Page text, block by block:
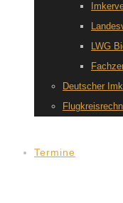
LWG
Deutscher
Termine